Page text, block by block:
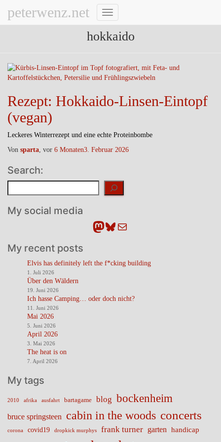
peterwenz.net
Navigation
umschalten
hokkaido
Rezept: Hokkaido-Linsen-Eintopf
(vegan)
Leckeres Winterrezept und eine echte Proteinbombe
Von sparta, vor 6 Monaten3. Februar 2026
Search:
My social media
Mastodon
Bluesky
E-Mail
My recent posts
Elvis has definitely left the f*cking building
1. Juli 2026
Über den Wäldern
19. Juni 2026
Ich hasse Camping… oder doch nicht?
11. Juni 2026
Mai 2026
5. Juni 2026
April 2026
3. Mai 2026
The heat is on
7. April 2026
My tags
2010 afrika ausfahrt bartagame blog bockenheim
bruce springsteen cabin in the woods concerts
corona covid19 dropkick murphys frank turner garten handicap